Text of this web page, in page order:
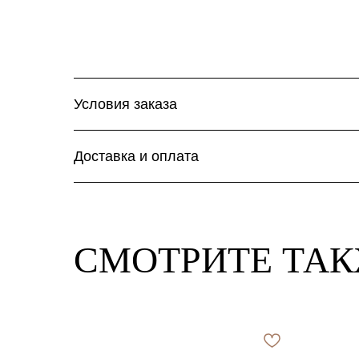
Условия заказа
Доставка и оплата
СМОТРИТЕ